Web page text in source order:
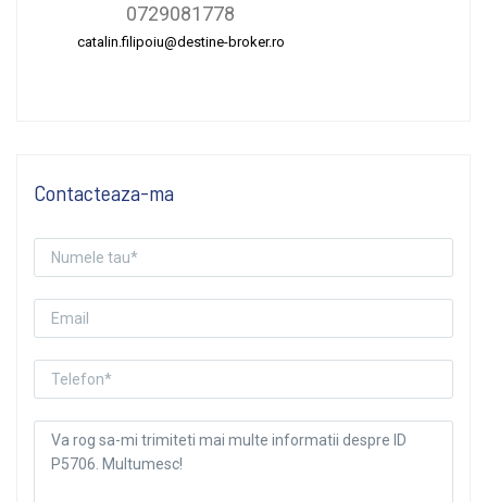
0729081778
catalin.filipoiu@destine-broker.ro
Contacteaza-ma